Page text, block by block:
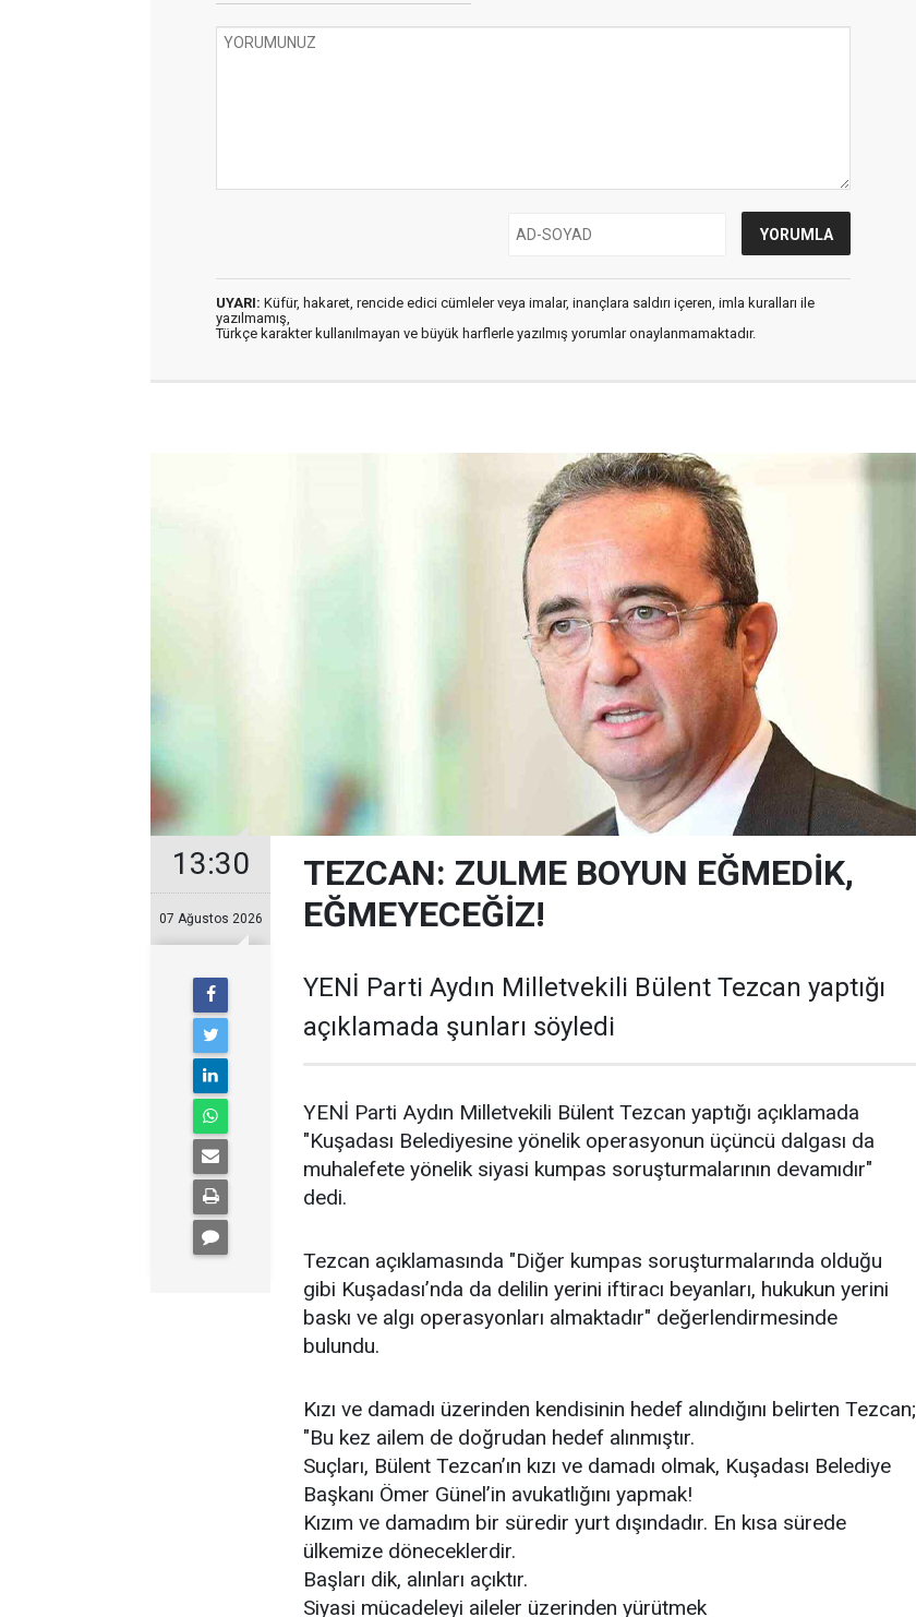
UYARI: Küfür, hakaret, rencide edici cümleler veya imalar, inançlara saldırı içeren, imla kuralları ile
yazılmamış,
Türkçe karakter kullanılmayan ve büyük harflerle yazılmış yorumlar onaylanmamaktadır.
13:30
07 Ağustos 2026
TEZCAN: ZULME BOYUN EĞMEDİK,
EĞMEYECEĞİZ!
YENİ Parti Aydın Milletvekili Bülent Tezcan yaptığı
açıklamada şunları söyledi
YENİ Parti Aydın Milletvekili Bülent Tezcan yaptığı açıklamada
"Kuşadası Belediyesine yönelik operasyonun üçüncü dalgası da
muhalefete yönelik siyasi kumpas soruşturmalarının devamıdır"
dedi.
Tezcan açıklamasında "Diğer kumpas soruşturmalarında olduğu
gibi Kuşadası’nda da delilin yerini iftiracı beyanları, hukukun yerini
baskı ve algı operasyonları almaktadır" değerlendirmesinde
bulundu.
Kızı ve damadı üzerinden kendisinin hedef alındığını belirten Tezcan;
"Bu kez ailem de doğrudan hedef alınmıştır.
Suçları, Bülent Tezcan’ın kızı ve damadı olmak, Kuşadası Belediye
Başkanı Ömer Günel’in avukatlığını yapmak!
Kızım ve damadım bir süredir yurt dışındadır. En kısa sürede
ülkemize döneceklerdir.
Başları dik, alınları açıktır.
Siyasi mücadeleyi aileler üzerinden yürütmek